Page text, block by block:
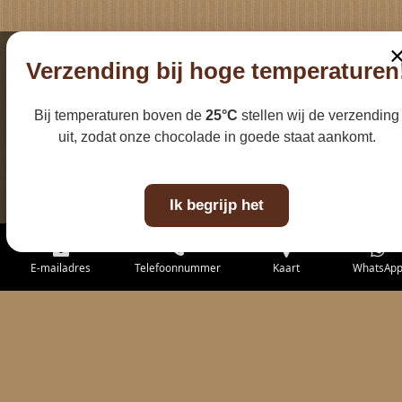
E-mailadres Telefoonnummer Kaart WhatsApp
Verzending bij hoge
Bij temperaturen boven de 25°C stellen wij de verzending
uit, zodat onze chocolade in goede staat aankomt.
Ik begrijp het